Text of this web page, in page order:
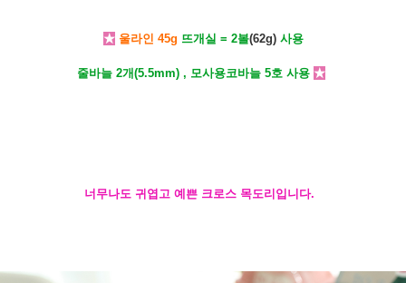
★ 울라인 45g 뜨개실 = 2볼(62g)사용
줄바늘 2개(5.5mm) , 모사용코바늘 5호 사용 ★
너무나도 귀엽고 예쁜 크로스 목도리입니다.